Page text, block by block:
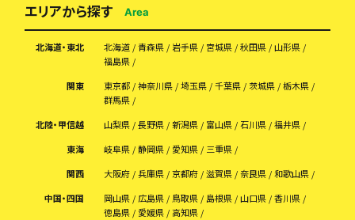
エリアから探す Area
北海道・東北 北海道 青森県 岩手県 宮城県 秋田県
山形県
福島県
関東
東京都 神奈川県 埼玉県 千葉県 茨城県
栃木県
群馬県
北陸・甲信越
山梨県 長野県 新潟県 富山県 石川県
福井県
東海
岐阜県 静岡県 愛知県
三重県
関西
大阪府 兵庫県 京都府 滋賀県 奈良県
和歌山県
中国・四国
岡山県 広島県 鳥取県 島根県 山口県
香川県
徳島県
愛媛県
高知県